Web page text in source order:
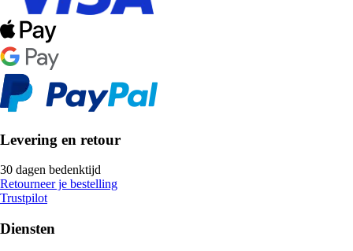
Levering en retour
30 dagen bedenktijd
Retourneer je bestelling
Trustpilot
Diensten